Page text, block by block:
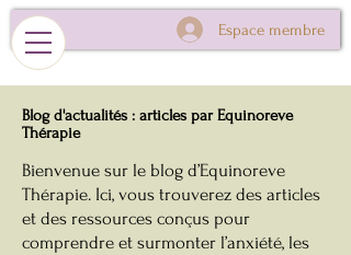
Espace membre
Blog d'actualités : articles par Equinoreve
Thérapie
Bienvenue sur le blog d’Equinoreve
Thérapie. Ici, vous trouverez des articles
et des ressources conçus pour
comprendre et surmonter l’anxiété, les